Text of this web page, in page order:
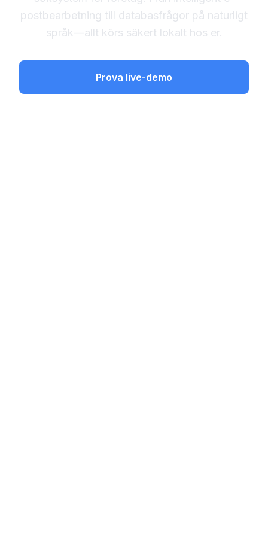
postbearbetning till databasfrågor på naturligt
språk—allt körs säkert lokalt hos er.
Prova live-demo